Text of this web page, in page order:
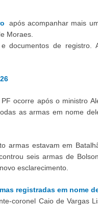
após acompanhar mais
Moraes.
documentos de registro.
ocorre após o ministro
as armas em nome
armas estavam em
seis armas de
esclarecimento.
registradas em nome
coronel Caio de Vargas